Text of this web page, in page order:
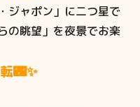
ジャポン」に二つ星で
の眺望」を夜景でお楽
🌃✨